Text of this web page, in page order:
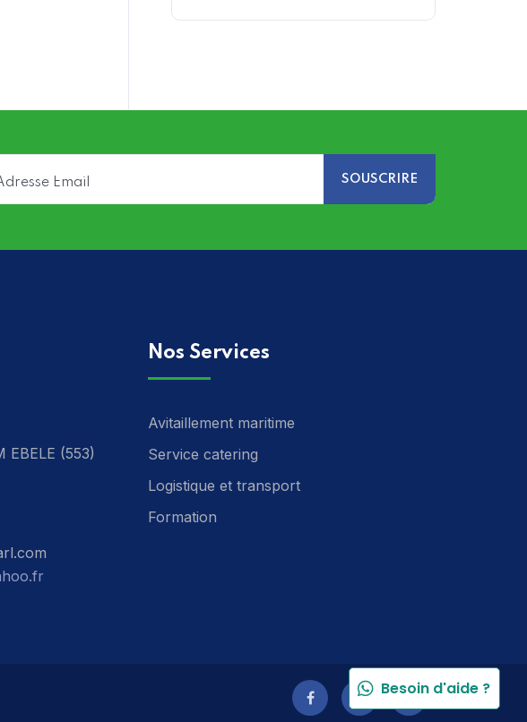
EBELE (553)
Nos Services
Avitaillement maritime
Service catering
Logistique et transport
Formation
Besoin d'aide ?